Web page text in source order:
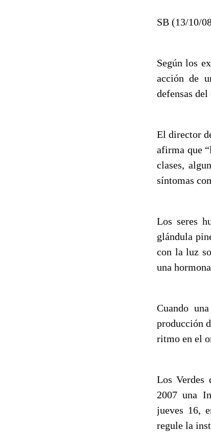
SB (13/10/
Según los
acción de
defensas
El director
afirma que
clases,
síntomas
Los seres
glándula
con la luz
una
Cuando
producción
ritmo en el
Los Verdes
2007 una
jueves 16,
regule la